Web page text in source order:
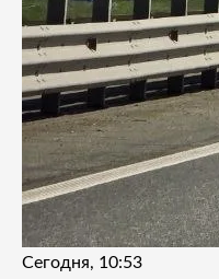
Сегодня, 10:53